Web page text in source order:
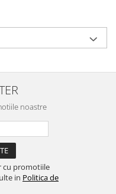
noastre
cu promotiile
in Politica de